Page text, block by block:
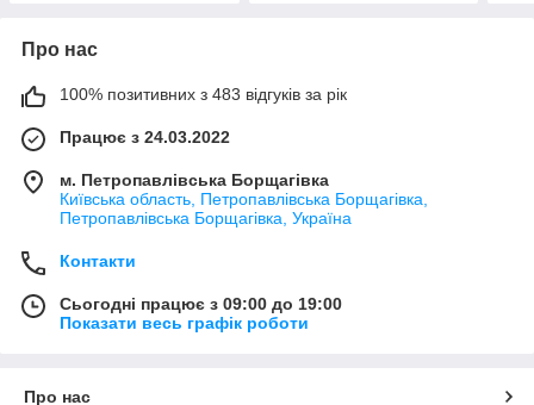
Про нас
100% позитивних з 483 відгуків за рік
Працює з 24.03.2022
м. Петропавлівська Борщагівка
Київська область, Петропавлівська Борщагівка,
Петропавлівська Борщагівка, Україна
Контакти
Сьогодні працює з 09:00 до 19:00
Показати весь графік роботи
Про нас